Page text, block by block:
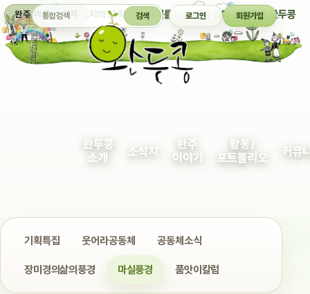
완주 마을 소식지 지역의 작은 이야기를 다정하게 엮어 보여주는 완두콩
통합검색 검색 로그인 회원가입
완두콩
소개
소식지
완주
이야기
활동/
포트폴리오
커뮤
기획특집 웃어라공동체 공동체소식
장미경의삶의풍경 마실풍경 품앗이칼럼